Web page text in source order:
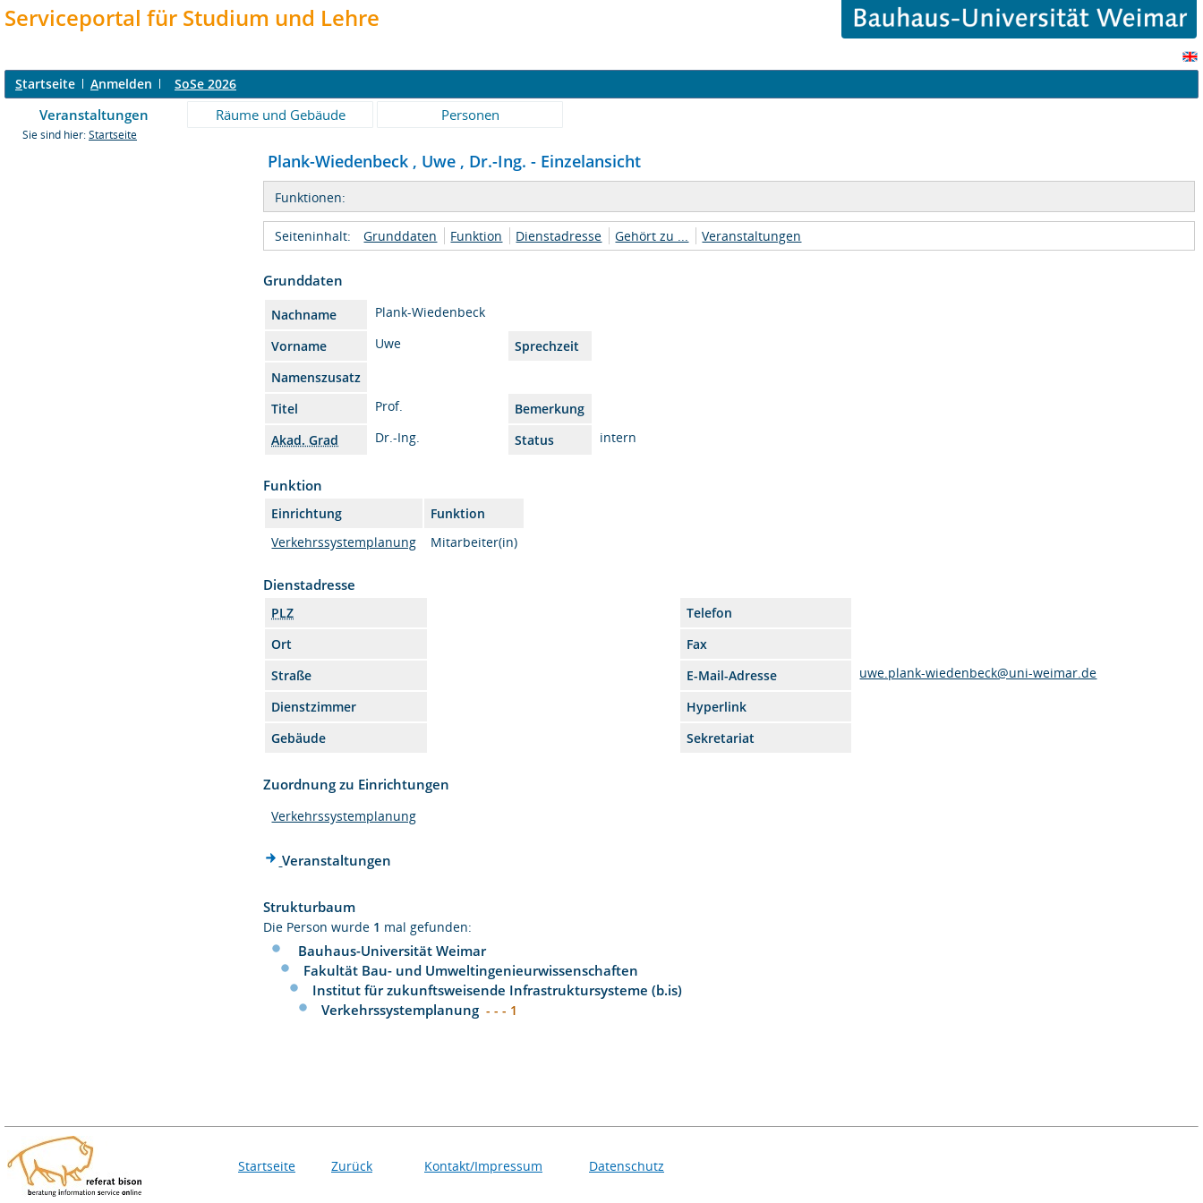
Serviceportal für Studium und Lehre
Startseite Anmelden SoSe 2026
Veranstaltungen Räume und Gebäude Personen
Sie sind hier: Startseite
Plank-Wiedenbeck , Uwe , Dr.-Ing. - Einzelansicht
Funktionen:
Seiteninhalt: Grunddaten Funktion Dienstadresse Gehört zu ... Veranstaltungen
Grunddaten
Nachname
Plank-Wiedenbeck
Vorname
Uwe
Sprechzeit
Namenszusatz
Titel
Prof.
Bemerkung
Akad. Grad
Dr.-Ing. Status intern
Funktion
Einrichtung
Funktion
Verkehrssystemplanung
Mitarbeiter(in)
Dienstadresse
PLZ
Telefon
Ort
Fax
Straße
E-Mail-Adresse
uwe.plank-wiedenbeck@uni-weimar.de
Dienstzimmer
Hyperlink
Gebäude
Sekretariat
Zuordnung zu Einrichtungen
Verkehrssystemplanung
Veranstaltungen
Strukturbaum
Die Person wurde 1 mal gefunden:
Bauhaus-Universität Weimar
Fakultät Bau- und Umweltingenieurwissenschaften
Institut für zukunftsweisende Infrastruktursysteme (b.is)
Verkehrssystemplanung - - - 1
Startseite Zurück Kontakt/Impressum Datenschutz